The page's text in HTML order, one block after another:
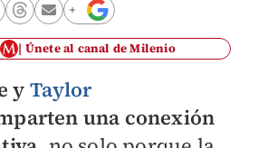
Únete al canal de Milenio
y Taylor
una conexión